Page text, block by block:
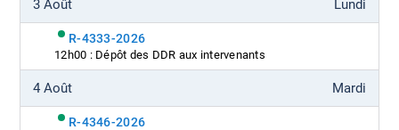
3 Août Lundi
R-4333-2026
12h00 : Dépôt des DDR aux intervenants
4 Août Mardi
R-4346-2026